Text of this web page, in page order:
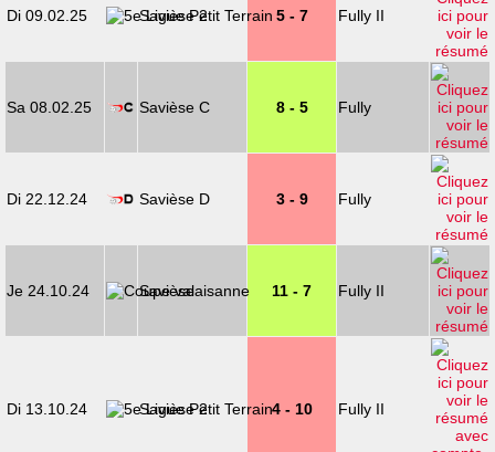
Di 09.02.25 Savièse 2 5 - 7 Fully II
Sa 08.02.25 Savièse C 8 - 5 Fully
Di 22.12.24 Savièse D 3 - 9 Fully
Je 24.10.24 Savièse 11 - 7 Fully II
Di 13.10.24 Savièse 2 4 - 10 Fully II